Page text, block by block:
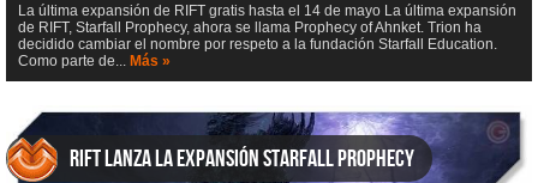
La última expansión de RIFT gratis hasta el 14 de mayo La última expansión
de RIFT, Starfall Prophecy, ahora se llama Prophecy of Ahnket. Trion ha
decidido cambiar el nombre por respeto a la fundación Starfall Education.
Como parte de... Más »
RIFT lanza la expansión Starfall Prophecy